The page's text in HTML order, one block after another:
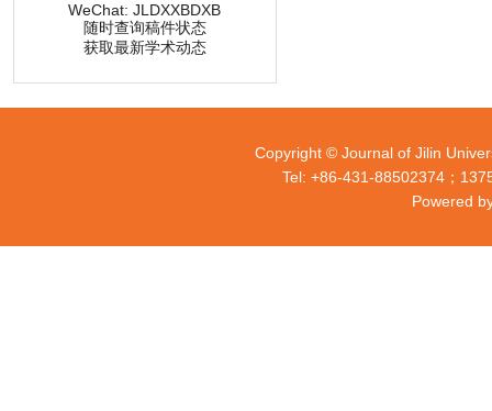
WeChat: JLDXXBDXB
随时查询稿件状态
获取最新学术动态
Copyright © Journal of Jilin
Tel: +86-431-88502374；
Powered